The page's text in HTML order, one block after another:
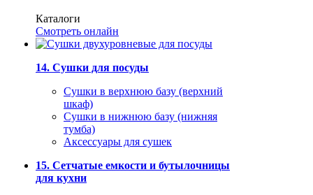
Каталоги
Смотреть онлайн
14. Сушки для посуды
Сушки в верхнюю базу (верхний
шкаф)
Сушки в нижнюю базу (нижняя
тумба)
Аксессуары для сушек
15. Сетчатые емкости и бутылочницы
для кухни